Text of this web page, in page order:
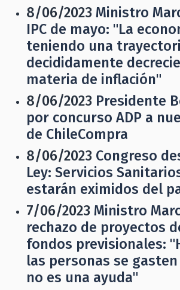
8/06/2023 Ministro
IPC de mayo: "La
teniendo una
decididamente
materia de inflación"
8/06/2023 Presidente
por concurso ADP a
de ChileCompra
8/06/2023 Congreso
Ley: Servicios
estarán eximidos del
7/06/2023 Ministro
rechazo de proyectos
fondos previsionales:
las personas se
no es una ayuda"